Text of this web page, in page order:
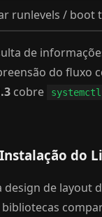
runlevels / boot
de
do fluxo
cobre
do
de layout